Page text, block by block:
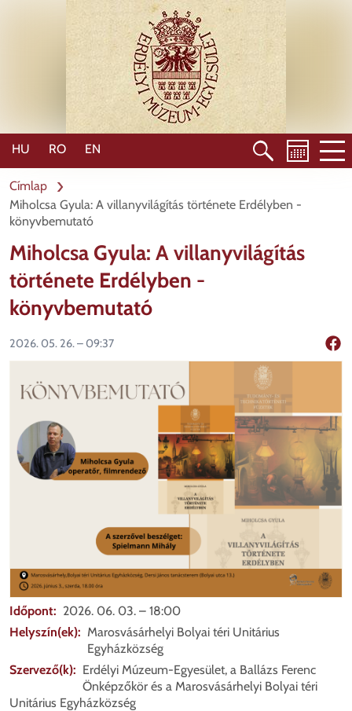
HU RO EN
Címlap
Miholcsa Gyula: A villanyvilágítás története Erdélyben -
könyvbemutató
Miholcsa Gyula: A villanyvilágítás
története Erdélyben -
könyvbemutató
2026. 05. 26. – 09:37
Időpont
2026. 06. 03. – 18:00
Helyszín(ek)
Marosvásárhelyi Bolyai téri Unitárius
Egyházközség
Szervező(k)
Erdélyi Múzeum-Egyesület, a Ballázs Ferenc
Önképzőkör és a Marosvásárhelyi Bolyai téri
Unitárius Egyházközség